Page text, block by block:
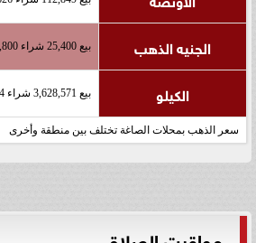
الجنيه الذهب بيع 25,400 شراء 25,800
الكيلو بيع 3,628,571 شراء 3,685,714
سعر الذهب بمحلات الصاغة تختلف بين منطقة وأخرى